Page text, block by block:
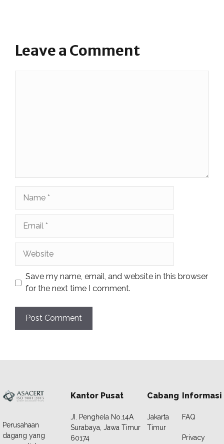
Leave a Comment
Save my name, email, and website in this browser
for the next time I comment.
Perusahaan
dagang yang
Kantor Pusat
JI. Penghela No.14A
Surabaya, Jawa Timur
60174
Cabang
Jakarta
Timur
Informasi
FAQ
Privacy